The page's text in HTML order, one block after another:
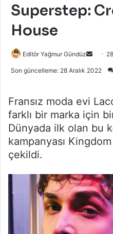
Superstep:
House
Editör Yağmur Gündüz
Bir
Son güncelleme: 28 Aralık 2022
Fransız moda evi
farklı bir marka için
Dünyada ilk olan bu
kampanyası
çekildi.